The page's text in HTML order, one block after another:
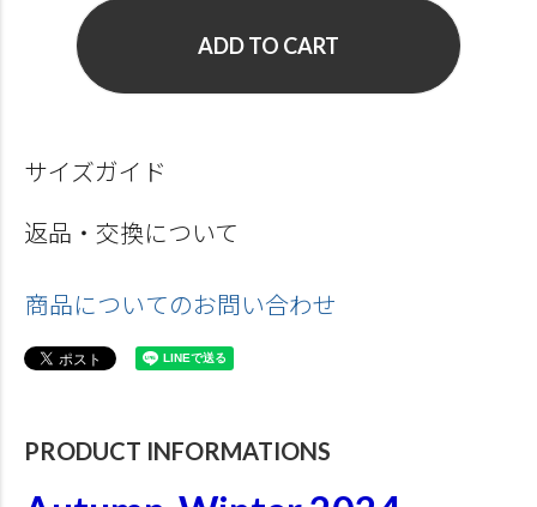
ADD TO CART
サイズガイド
返品・交換について
商品についてのお問い合わせ
PRODUCT INFORMATIONS